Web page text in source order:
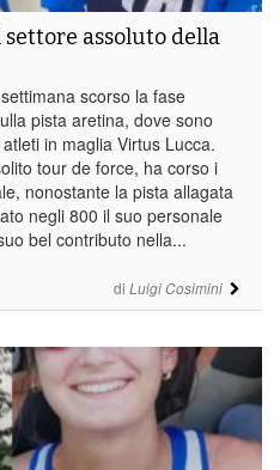
di Luigi Cosimini
assoluto della
scorso la fase
pista aretina, dove sono
in maglia Virtus Lucca.
tour de force, ha corso i
nonostante la pista allagata
negli 800 il suo personale
bel contributo nella...